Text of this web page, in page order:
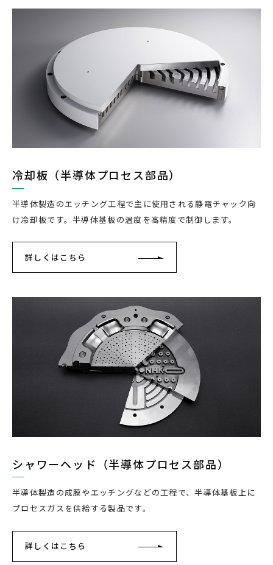
冷却板（半導体プロセス部品）
半導体製造のエッチング工程で主に使用される静電チャック向
け冷却板です。半導体基板の温度を高精度で制御します。
詳しくはこちら
シャワーヘッド（半導体プロセス部品）
半導体製造の成膜やエッチングなどの工程で、半導体基板上に
プロセスガスを供給する製品です。
詳しくはこちら